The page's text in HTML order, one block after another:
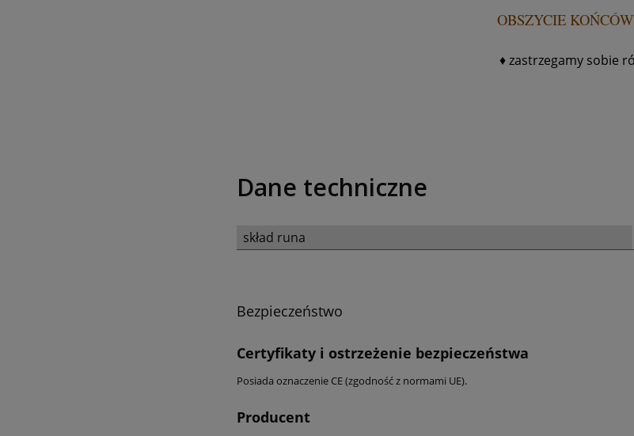
OBSZYCIE
♦ zastrzegamy sobie
Dane techniczne
skład runa
Bezpieczeństwo
Certyfikaty i ostrzeżenie bezpieczeństwa
Posiada oznaczenie CE (zgodność z normami UE).
Producent